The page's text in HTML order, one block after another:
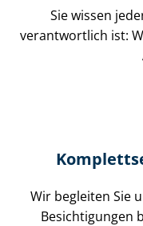
Sie wissen
verantwortlich ist:
Wir begleiten Sie
Besichtigungen